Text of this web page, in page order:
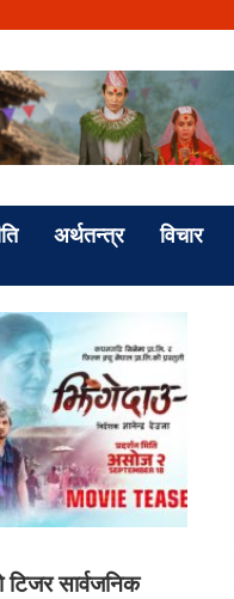
अर्थतन्त्र विचार
टिजर सार्वजनिक